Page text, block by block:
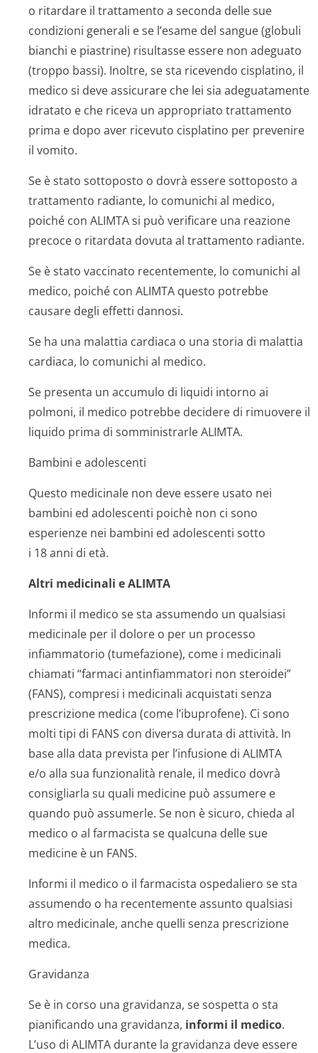
o ritardare il trattamento a seconda delle sue
condizioni generali e se l’esame del sangue (globuli
bianchi e piastrine) risultasse essere non adeguato
(troppo bassi). Inoltre, se sta ricevendo cisplatino, il
medico si deve assicurare che lei sia adeguatamente
idratato e che riceva un appropriato trattamento
prima e dopo aver ricevuto cisplatino per prevenire
il vomito.
Se è stato sottoposto o dovrà essere sottoposto a
trattamento radiante, lo comunichi al medico,
poiché con ALIMTA si può verificare una reazione
precoce o ritardata dovuta al trattamento radiante.
Se è stato vaccinato recentemente, lo comunichi al
medico, poiché con ALIMTA questo potrebbe
causare degli effetti dannosi.
Se ha una malattia cardiaca o una storia di malattia
cardiaca, lo comunichi al medico.
Se presenta un accumulo di liquidi intorno ai
polmoni, il medico potrebbe decidere di rimuovere il
liquido prima di somministrarle ALIMTA.
Bambini e adolescenti
Questo medicinale non deve essere usato nei
bambini ed adolescenti poichè non ci sono
esperienze nei bambini ed adolescenti sotto
i 18 anni di età.
Altri medicinali e ALIMTA
Informi il medico se sta assumendo un qualsiasi
medicinale per il dolore o per un processo
infiammatorio (tumefazione), come i medicinali
chiamati “farmaci antinfiammatori non steroidei”
(FANS), compresi i medicinali acquistati senza
prescrizione medica (come l’ibuprofene). Ci sono
molti tipi di FANS con diversa durata di attività. In
base alla data prevista per l’infusione di ALIMTA
e/o alla sua funzionalità renale, il medico dovrà
consigliarla su quali medicine può assumere e
quando può assumerle. Se non è sicuro, chieda al
medico o al farmacista se qualcuna delle sue
medicine è un FANS.
Informi il medico o il farmacista ospedaliero se sta
assumendo o ha recentemente assunto qualsiasi
altro medicinale, anche quelli senza prescrizione
medica.
Gravidanza
Se è in corso una gravidanza, se sospetta o sta
pianificando una gravidanza, informi il medico.
L’uso di ALIMTA durante la gravidanza deve essere